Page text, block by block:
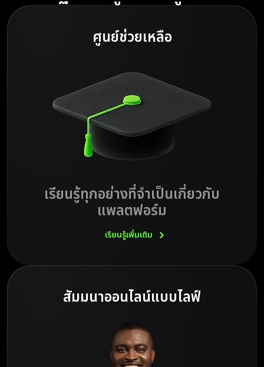
ศูนย์ช่วยเหลือ
เรียนรู้ทุกอย่างที่จำเป็นเกี่ยวกับ
แพลตฟอร์ม
เรียนรู้เพิ่มเติม
สัมมนาออนไลน์แบบไลฟ์